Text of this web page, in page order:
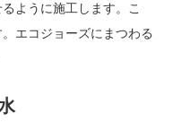
ように施工します。こ
エコジョーズにまつわる